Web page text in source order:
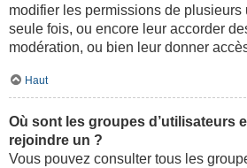
modifier les permissions de plusieurs
seule fois, ou encore leur accorder
modération, ou bien leur donner
Haut
Où sont les groupes d’utilisateurs
rejoindre un ?
Vous pouvez consulter tous les